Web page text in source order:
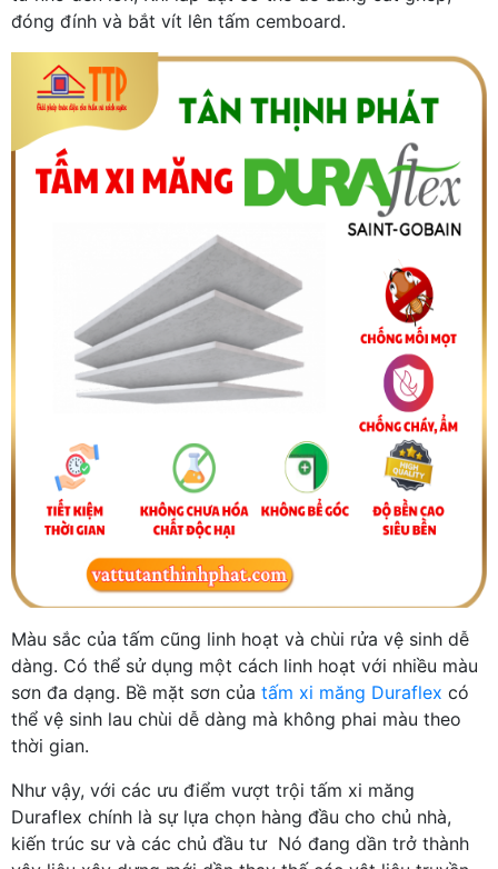
đóng đính và bắt vít lên tấm cemboard.
Màu sắc của tấm cũng linh hoạt và chùi rửa vệ sinh dễ
dàng. Có thể sử dụng một cách linh hoạt với nhiều màu
sơn đa dạng. Bề mặt sơn của tấm xi măng Duraflex có
thể vệ sinh lau chùi dễ dàng mà không phai màu theo
thời gian.
Như vậy, với các ưu điểm vượt trội tấm xi măng
Duraflex chính là sự lựa chọn hàng đầu cho chủ nhà,
kiến trúc sư và các chủ đầu tư Nó đang dần trở thành